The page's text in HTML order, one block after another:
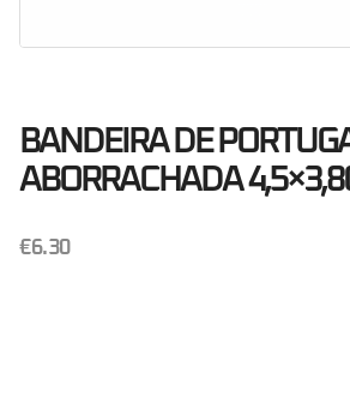
BANDEIRA DE
ABORRACHADA
€6.30